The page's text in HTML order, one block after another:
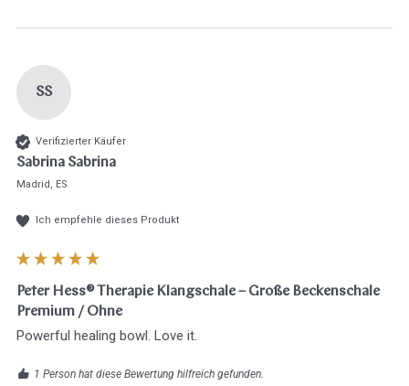
SS
Verifizierter Käufer
Sabrina Sabrina
Madrid, ES
Ich empfehle dieses Produkt
Peter Hess® Therapie Klangschale – Große Beckenschale
Premium / Ohne
Powerful healing bowl. Love it.
1 Person hat diese Bewertung hilfreich gefunden.